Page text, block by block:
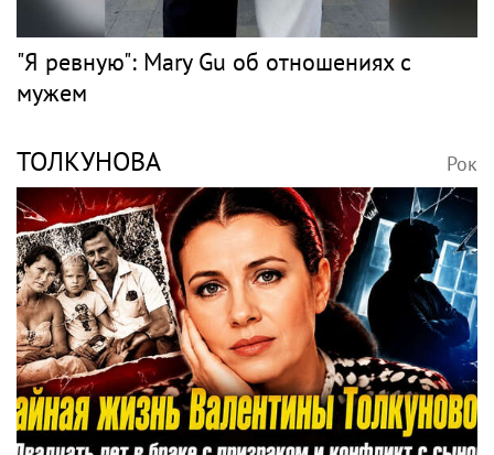
"Я ревную": Mary Gu об отношениях с
мужем
ТОЛКУНОВА Рок